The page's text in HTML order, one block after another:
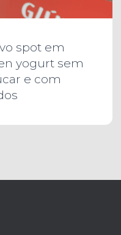
spot em
yogurt sem
e com